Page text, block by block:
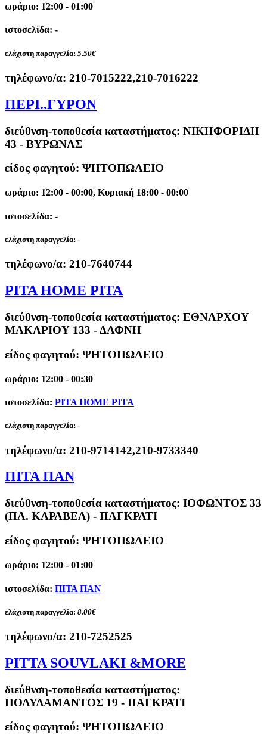
ωράριο: 12:00 - 01:00
ιστοσελίδα: -
ελάχιστη παραγγελία: 5.50€
τηλέφωνο/α: 210-7015222,210-7016222
ΠΕΡΙ..ΓΥΡΟΝ
διεύθνση-τοποθεσία καταστήματος: ΝΙΚΗΦΟΡΙΔΗ
43 - ΒΥΡΩΝΑΣ
είδος φαγητού: ΨΗΤΟΠΩΛΕΙΟ
ωράριο: 12:00 - 00:00, Κυριακή 18:00 - 00:00
ιστοσελίδα: -
ελάχιστη παραγγελία: -
τηλέφωνο/α: 210-7640744
PITA HOME PITA
διεύθνση-τοποθεσία καταστήματος: ΕΘΝΑΡΧΟΥ
ΜΑΚΑΡΙΟΥ 133 - ΔΑΦΝΗ
είδος φαγητού: ΨΗΤΟΠΩΛΕΙΟ
ωράριο: 12:00 - 00:30
ιστοσελίδα: PITA HOME PITA
ελάχιστη παραγγελία: -
τηλέφωνο/α: 210-9714142,210-9733340
ΠΙΤΑ ΠΑΝ
διεύθνση-τοποθεσία καταστήματος: ΙΟΦΩΝΤΟΣ 33
(ΠΛ. ΚΑΡΑΒΕΛ) - ΠΑΓΚΡΑΤΙ
είδος φαγητού: ΨΗΤΟΠΩΛΕΙΟ
ωράριο: 12:00 - 01:00
ιστοσελίδα: ΠΙΤΑ ΠΑΝ
ελάχιστη παραγγελία: 8.00€
τηλέφωνο/α: 210-7252525
PITTA SOUVLAKI &MORE
διεύθνση-τοποθεσία καταστήματος:
ΠΟΛΥΔΑΜΑΝΤΟΣ 19 - ΠΑΓΚΡΑΤΙ
είδος φαγητού: ΨΗΤΟΠΩΛΕΙΟ